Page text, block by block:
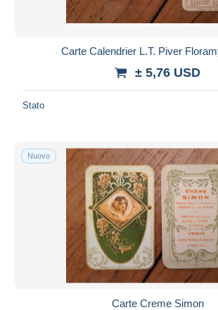
Carte Calendrier L.T. Piver
± 5,76 USD
Stato
Nuovo
Carte Creme Simon